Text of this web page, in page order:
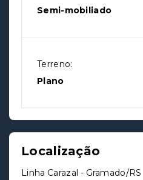
Semi-mobiliado
Terreno:
Plano
Localização
Linha Carazal - Gramado/RS